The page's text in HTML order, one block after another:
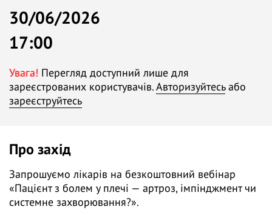
30/06/2026
17:00
Увага! Перегляд доступний лише для
зареєстрованих користувачів.Авторизуйтесьабо
зареєструйтесь
Про захід
Запрошуємо лікарів на безкоштовний вебінар
«Пацієнт з болем у плечі — артроз, імпінджмент чи
системне захворювання?».